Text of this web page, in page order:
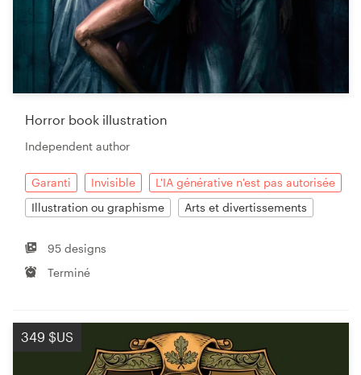
Horror book illustration
Independent author
Garanti Invisible
L'IA générative n'est pas autorisée
Illustration ou graphisme
Arts et divertissements
95 designs
Terminé
349 $US